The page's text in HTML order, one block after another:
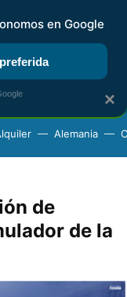
RENTA
Alemania
de
de la
×
en Google